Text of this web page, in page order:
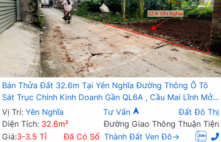
Bán Thửa Đất 32.6m Tại Yên Nghĩa Đường Thông Ô Tô
Sát Trục Chính Kinh Doanh Gần QL6A , Cầu Mai Lĩnh Mở
Rộng
Vị Trí: Yên Nghĩa Tư Vấn
Đất Đô Thị
Diện Tích: 32.6m²
Đường Giao Thông Thuận Tiện
Giá:3-3.5 Tỉ Đã Có Sổ Thành Đất Ven Đô→